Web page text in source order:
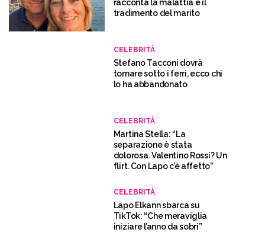
racconta la malattia e il
tradimento del marito
CELEBRITÀ
Stefano Tacconi dovrà
tornare sotto i ferri, ecco chi
lo ha abbandonato
CELEBRITÀ
Martina Stella: “La
separazione è stata
dolorosa. Valentino Rossi? Un
flirt. Con Lapo c’è affetto”
CELEBRITÀ
Lapo Elkann sbarca su
TikTok: “Che meraviglia
iniziare l’anno da sobri”